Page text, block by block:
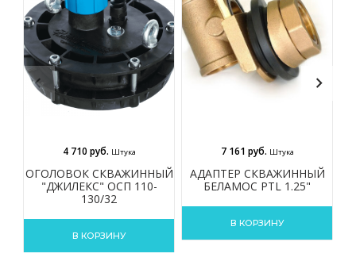
ОГОЛОВОК СКВАЖИННЫЙ
"ДЖИЛЕКС" ОСП 110-
130/32
4 710 руб. Штука
В КОРЗИНУ
АДАПТЕР СКВАЖИННЫЙ
БЕЛАМОС PTL 1.25"
7 161 руб. Штука
В КОРЗИНУ